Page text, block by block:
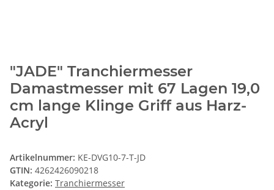
"JADE" Tranchiermesser
Damastmesser mit 67 Lagen 19,0
cm lange Klinge Griff aus Harz-
Acryl
Artikelnummer: KE-DVG10-7-T-JD
GTIN: 4262426090218
Kategorie: Tranchiermesser